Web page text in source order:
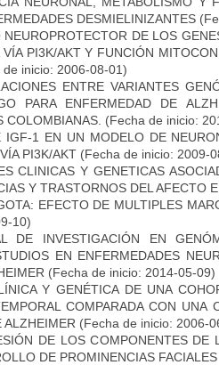
DESMIELINIZANTES
DE LOS
PI3K/AKT Y FUNCIÓN
de inicio: 2006-08-01)
ENTRE VARIANTES
PARA ENFERMEDAD DE
COLOMBIANAS. (Fecha de inicio:
IGF-1 EN UN MODELO DE
PI3K/AKT (Fecha de inicio: 2009-
CLINICAS Y GENETICAS
Y TRASTORNOS DEL AFECTO
EFECTO DE MULTIPLES
10)
DE INVESTIGACIÓN EN
EN ENFERMEDADES
(Fecha de inicio: 2014-05-09)
Y GENÉTICA DE UNA
COMPARADA CON UNA
ALZHEIMER (Fecha de inicio: 2006-
DE LOS COMPONENTES DE
DE PROMINENCIAS